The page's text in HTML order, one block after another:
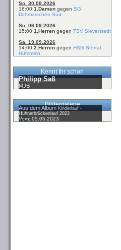
So. 30.08.2026
16:00 1.Damen gegen SG
Dithmarschen Süd
So. 06.09.2026
15:00 1.Herren gegen TSV Sieverstedt
Sa. 19.09.2026
14:00 2.Herren gegen HSG Störtal
Hummeln
Kennt Ihr schon
Philipp Saß
MJB
Bildergalerie
Aus dem AlbumKinderlauf -
Hühnerbrückenlauf 2023
Vom: 05.05.2023